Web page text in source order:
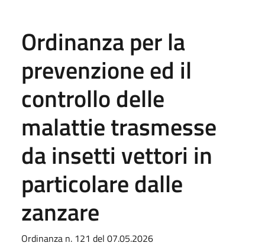
Ordinanza per la
prevenzione ed il
controllo delle
malattie trasmesse
da insetti vettori in
particolare dalle
zanzare
Ordinanza n. 121 del 07.05.2026